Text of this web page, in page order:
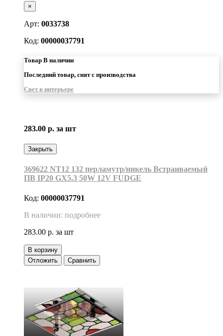
×
Арт: 0033738
Код: 00000037791
Товар В наличии
Последний товар, снят с производства
Свет в интерьере
283.00 р. за шт
Закрыть
369622 NT12 132 перламутр/никель Встраиваемый
ПВ IP20 GX5.3 50W 12V FUDGE
Код: 00000037791
В наличии: подробнее
283.00 р. за шт
В корзину
Отложить
Сравнить